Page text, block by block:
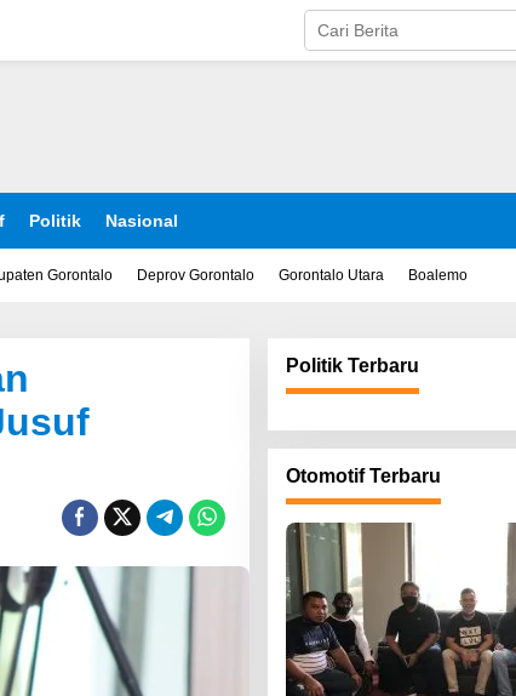
Politik Nasional
Gorontalo Deprov Gorontalo Gorontalo Utara Boalemo
Politik Terbaru
Otomotif Terbaru